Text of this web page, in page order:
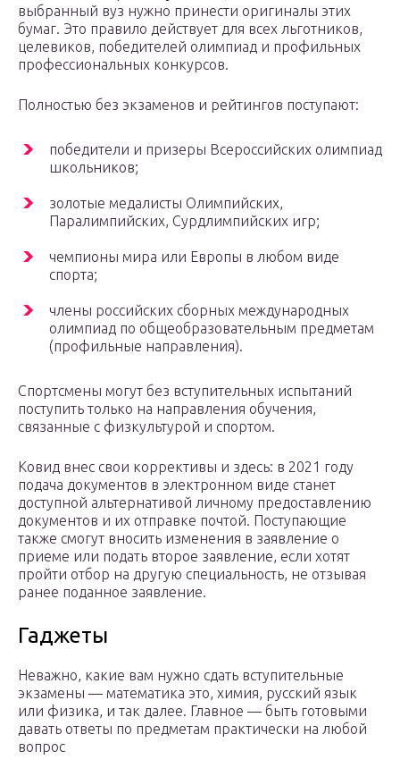
выбранный вуз нужно принести оригиналы этих
бумаг. Это правило действует для всех льготников,
целевиков, победителей олимпиад и профильных
профессиональных конкурсов.
Полностью без экзаменов и рейтингов поступают:
победители и призеры Всероссийских олимпиад
школьников;
золотые медалисты Олимпийских,
Паралимпийских, Сурдлимпийских игр;
чемпионы мира или Европы в любом виде
спорта;
члены российских сборных международных
олимпиад по общеобразовательным предметам
(профильные направления).
Спортсмены могут без вступительных испытаний
поступить только на направления обучения,
связанные с физкультурой и спортом.
Ковид внес свои коррективы и здесь: в 2021 году
подача документов в электронном виде станет
доступной альтернативой личному предоставлению
документов и их отправке почтой. Поступающие
также смогут вносить изменения в заявление о
приеме или подать второе заявление, если хотят
пройти отбор на другую специальность, не отзывая
ранее поданное заявление.
Гаджеты
Неважно, какие вам нужно сдать вступительные
экзамены — математика это, химия, русский язык
или физика, и так далее. Главное — быть готовыми
давать ответы по предметам практически на любой
вопрос